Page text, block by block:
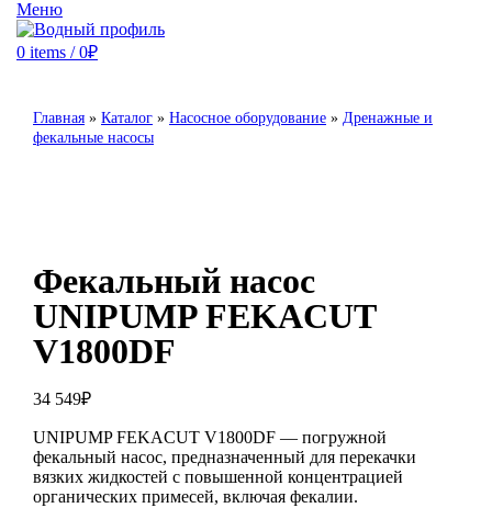
Меню
0 items / 0₽
Главная » Каталог » Насосное оборудование » Дренажные и
фекальные насосы
Фекальный насос
UNIPUMP FEKACUT
V1800DF
34 549₽
UNIPUMP FEKACUT V1800DF — погружной
фекальный насос, предназначенный для перекачки
вязких жидкостей с повышенной концентрацией
органических примесей, включая фекалии.